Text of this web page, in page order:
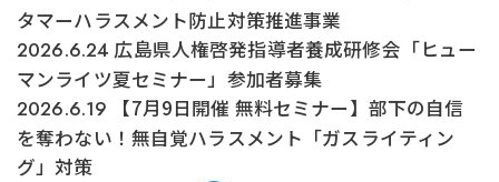
タマーハラスメント防止対策推進事業
2026.6.24 広島県人権啓発指導者養成研修会「ヒュー
マンライツ夏セミナー」参加者募集
2026.6.19 【7月9日開催 無料セミナー】部下の自信
を奪わない！無自覚ハラスメント「ガスライティン
グ」対策